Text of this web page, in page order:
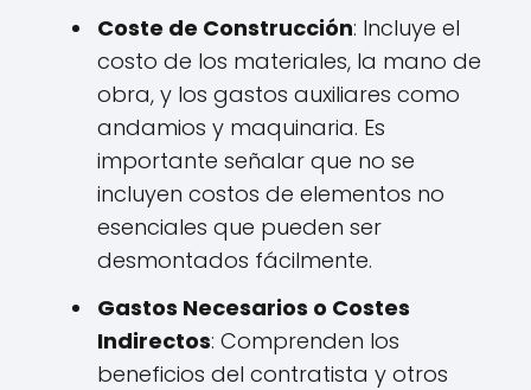
Coste de Construcción: Incluye el
costo de los materiales, la mano de
obra, y los gastos auxiliares como
andamios y maquinaria. Es
importante señalar que no se
incluyen costos de elementos no
esenciales que pueden ser
desmontados fácilmente.
Gastos Necesarios o Costes
Indirectos: Comprenden los
beneficios del contratista y otros